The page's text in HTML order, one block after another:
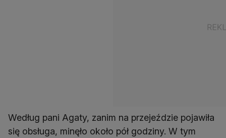
Według pani Agaty, zanim na przejeździe pojawiła
się obsługa, minęło około pół godziny. W tym